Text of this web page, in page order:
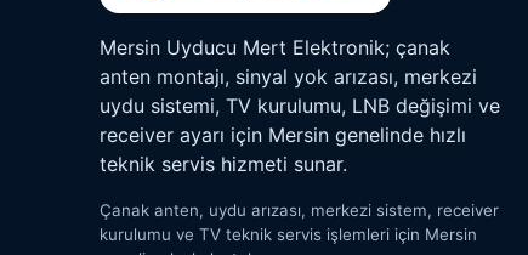
Mersin Uyducu Mert Elektronik; çanak
anten montajı, sinyal yok arızası, merkezi
uydu sistemi, TV kurulumu, LNB değişimi ve
receiver ayarı için Mersin genelinde hızlı
teknik servis hizmeti sunar.
Çanak anten, uydu arızası, merkezi sistem, receiver
kurulumu ve TV teknik servis işlemleri için Mersin